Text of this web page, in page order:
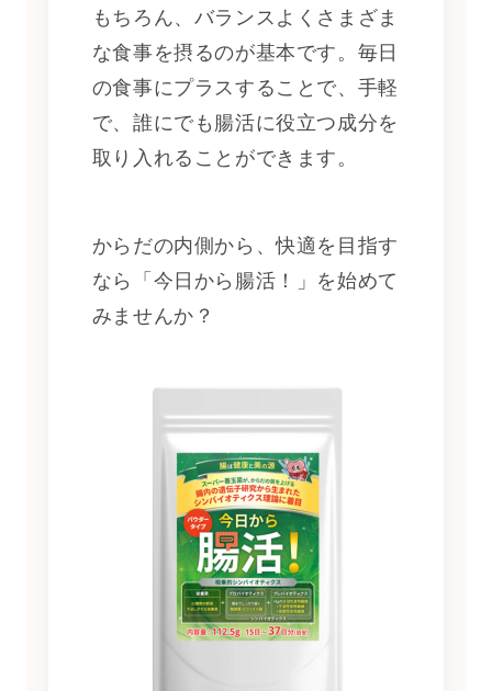
もちろん、バランスよくさまざま
な食事を摂るのが基本です。毎日
の食事にプラスすることで、手軽
で、誰にでも腸活に役立つ成分を
取り入れることができます。
からだの内側から、快適を目指す
なら「今日から腸活！」を始めて
みませんか？